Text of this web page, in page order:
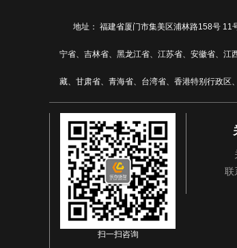
地址： 福建省厦门市集美区浦林路158号 11
宁省、吉林省、黑龙江省、江苏省、安徽省、
藏、甘肃省、青海省、台湾省、香港特别行政区
扫一扫咨询
联